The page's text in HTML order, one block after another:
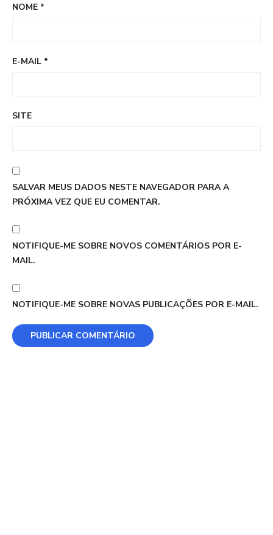
NOME *
E-MAIL *
SITE
SALVAR MEUS DADOS NESTE NAVEGADOR PARA A
PRÓXIMA VEZ QUE EU COMENTAR.
NOTIFIQUE-ME SOBRE NOVOS COMENTÁRIOS POR E-
MAIL.
NOTIFIQUE-ME SOBRE NOVAS PUBLICAÇÕES POR E-MAIL.